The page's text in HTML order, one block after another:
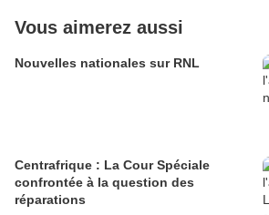
Vous aimerez aussi
Nouvelles nationales sur RNL
Centrafrique : La Cour Spéciale
confrontée à la question des
réparations